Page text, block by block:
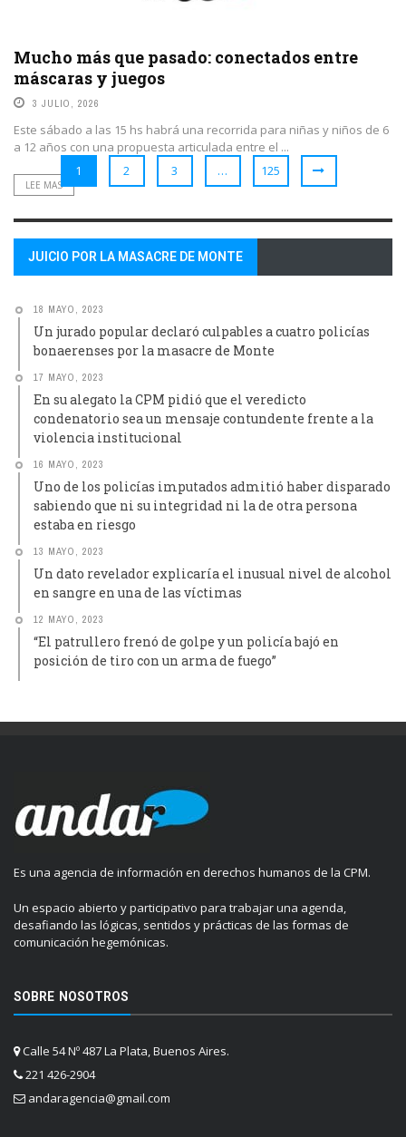
Mucho más que pasado: conectados entre
máscaras y juegos
3 JULIO, 2026
Este sábado a las 15 hs habrá una recorrida para niñas y niños de 6
a 12 años con una propuesta articulada entre el ...
LEE MAS
1 2 3 … 125
JUICIO POR LA MASACRE DE MONTE
18 MAYO, 2023
Un jurado popular declaró culpables a cuatro policías
bonaerenses por la masacre de Monte
17 MAYO, 2023
En su alegato la CPM pidió que el veredicto
condenatorio sea un mensaje contundente frente a la
violencia institucional
16 MAYO, 2023
Uno de los policías imputados admitió haber disparado
sabiendo que ni su integridad ni la de otra persona
estaba en riesgo
13 MAYO, 2023
Un dato revelador explicaría el inusual nivel de alcohol
en sangre en una de las víctimas
12 MAYO, 2023
“El patrullero frenó de golpe y un policía bajó en
posición de tiro con un arma de fuego”
Es una agencia de información en derechos humanos de la CPM.
Un espacio abierto y participativo para trabajar una agenda,
desafiando las lógicas, sentidos y prácticas de las formas de
comunicación hegemónicas.
SOBRE NOSOTROS
Calle 54 Nº 487 La Plata, Buenos Aires.
221 426-2904
andaragencia@gmail.com